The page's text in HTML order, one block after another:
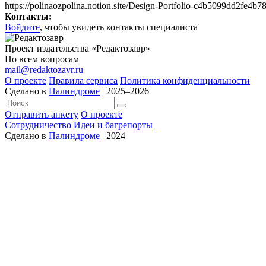
https://polinaozpolina.notion.site/Design-Portfolio-
Контакты:
Войдите, чтобы увидеть контакты специалиста
Проект издательства «Редактозавр»
По всем вопросам
mail@redaktozavr.ru
О проекте Правила сервиса Политика конфиденциальности
Сделано в Палиндроме | 2025–2026
Отправить анкету О проекте
Сотрудничество Идеи и багрепорты
Сделано в Палиндроме | 2024